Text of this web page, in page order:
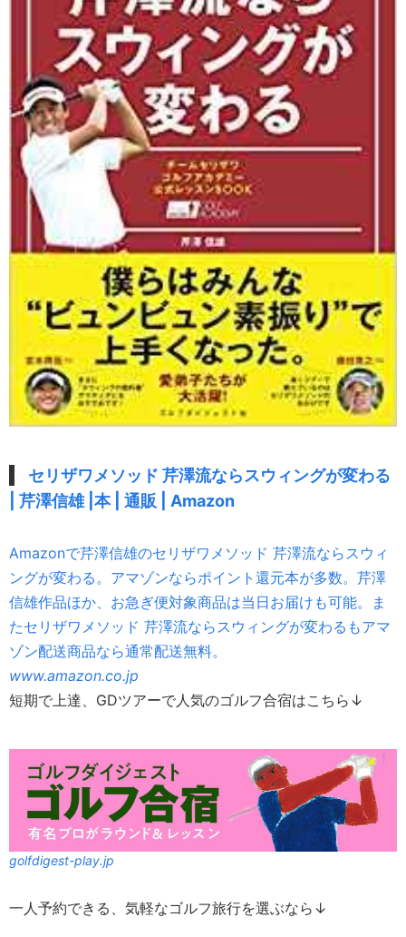
セリザワメソッド 芹澤流ならスウィングが変わる
| 芹澤信雄 |本 | 通販 | Amazon
Amazonで芹澤信雄のセリザワメソッド 芹澤流ならスウィ
ングが変わる。アマゾンならポイント還元本が多数。芹澤
信雄作品ほか、お急ぎ便対象商品は当日お届けも可能。ま
たセリザワメソッド 芹澤流ならスウィングが変わるもアマ
ゾン配送商品なら通常配送無料。
www.amazon.co.jp
短期で上達、GDツアーで人気のゴルフ合宿はこちら↓
golfdigest-play.jp
一人予約できる、気軽なゴルフ旅行を選ぶなら↓